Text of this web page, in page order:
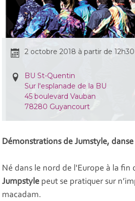
2 octobre 2018 à partir de 12h30
BU St-Quentin
Sur l'esplanade de la BU
45 boulevard Vauban
78280 Guyancourt
Démonstrations de Jumstyle,
Né dans le nord de l'Europe à la fin
Jumpstyle peut se pratiquer sur
macadam.